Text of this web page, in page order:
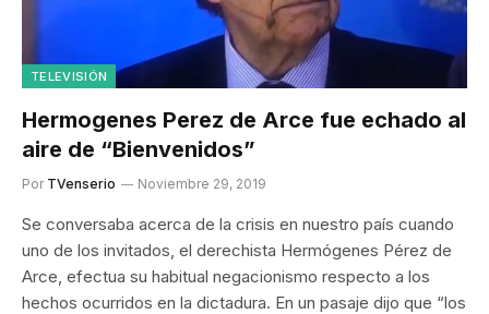
TELEVISIÓN
Hermogenes Perez de Arce fue echado al
aire de “Bienvenidos”
Por TVenserio Noviembre 29, 2019
Se conversaba acerca de la crisis en nuestro país cuando
uno de los invitados, el derechista Hermógenes Pérez de
Arce, efectua su habitual negacionismo respecto a los
hechos ocurridos en la dictadura. En un pasaje dijo que “los